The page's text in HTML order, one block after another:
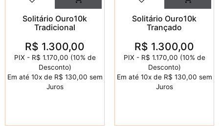
Solitário Ouro10k
Tradicional
R$ 1.300,00
PIX - R$ 1.170,00 (10% de
Desconto)
Em até 10x deR$ 130,00 sem
Juros
Solitário Ouro10k
Trançado
R$ 1.300,00
PIX - R$ 1.170,00 (10% de
Desconto)
Em até 10x deR$ 130,00 sem
Juros